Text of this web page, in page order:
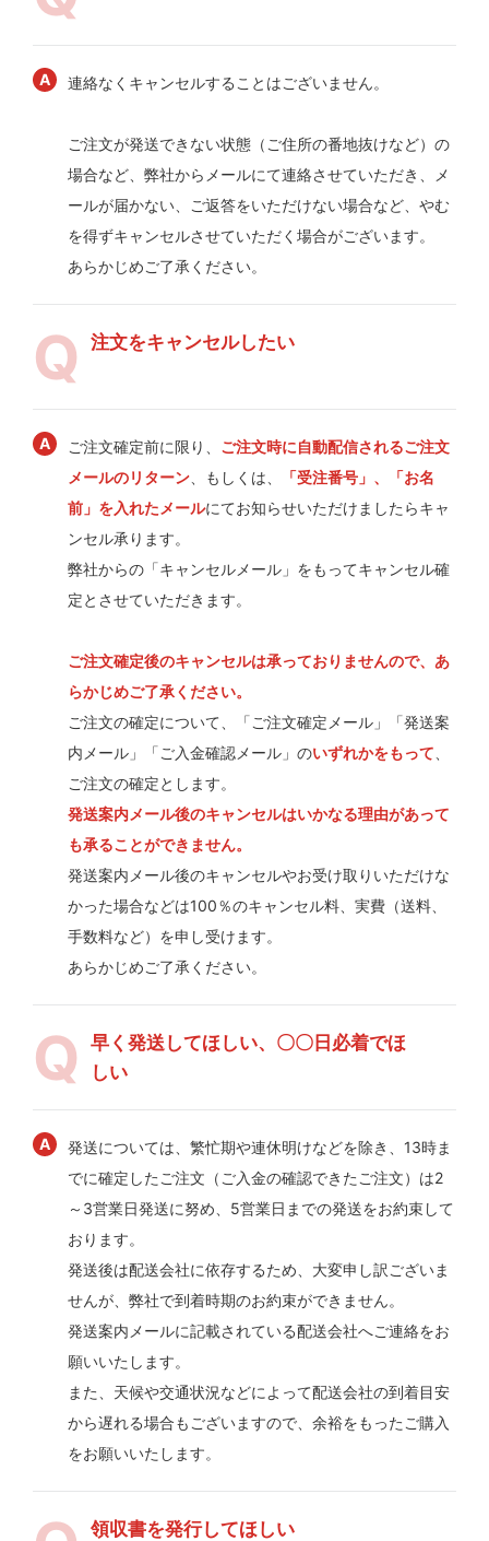
連絡なくキャンセルすることはございません。
ご注文が発送できない状態（ご住所の番地抜けなど）の
場合など、弊社からメールにて連絡させていただき、メ
ールが届かない、ご返答をいただけない場合など、やむ
を得ずキャンセルさせていただく場合がございます。
あらかじめご了承ください。
注文をキャンセルしたい
ご注文確定前に限り、 ご注文時に自動配信されるご注文
メールのリターン 、もしくは、
「受注番号」、「お名
前」を入れたメールにてお知らせいただけましたらキャ
ンセル承ります。
弊社からの「キャンセルメール」をもってキャンセル確
定とさせていただきます。
ご注文確定後のキャンセルは承っておりませんので、あ
らかじめご了承ください。
ご注文の確定について、「ご注文確定メール」「発送案
内メール」「ご入金確認メール」のいずれかをもって
ご注文の確定とします。
発送案内メール後のキャンセルはいかなる理由があって
も承ることができません。
発送案内メール後のキャンセルやお受け取りいただけな
かった場合などは100％のキャンセル料、実費（送料、
手数料など）を申し受けます。
あらかじめご了承ください。
早く発送してほしい、〇〇日必着でほ
しい
発送については、繁忙期や連休明けなどを除き、13時ま
でに確定したご注文（ご入金の確認できたご注文）は2
～3営業日発送に努め、5営業日までの発送をお約束して
おります。
発送後は配送会社に依存するため、大変申し訳ございま
せんが、弊社で到着時期のお約束ができません。
発送案内メールに記載されている配送会社へご連絡をお
願いいたします。
また、天候や交通状況などによって配送会社の到着目安
から遅れる場合もございますので、余裕をもったご購入
をお願いいたします。
領収書を発行してほしい